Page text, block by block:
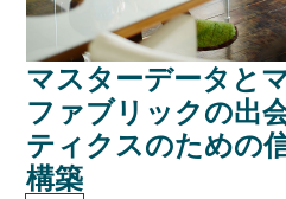
マスターデータと
ファブリックの出
ティクスのための
構築